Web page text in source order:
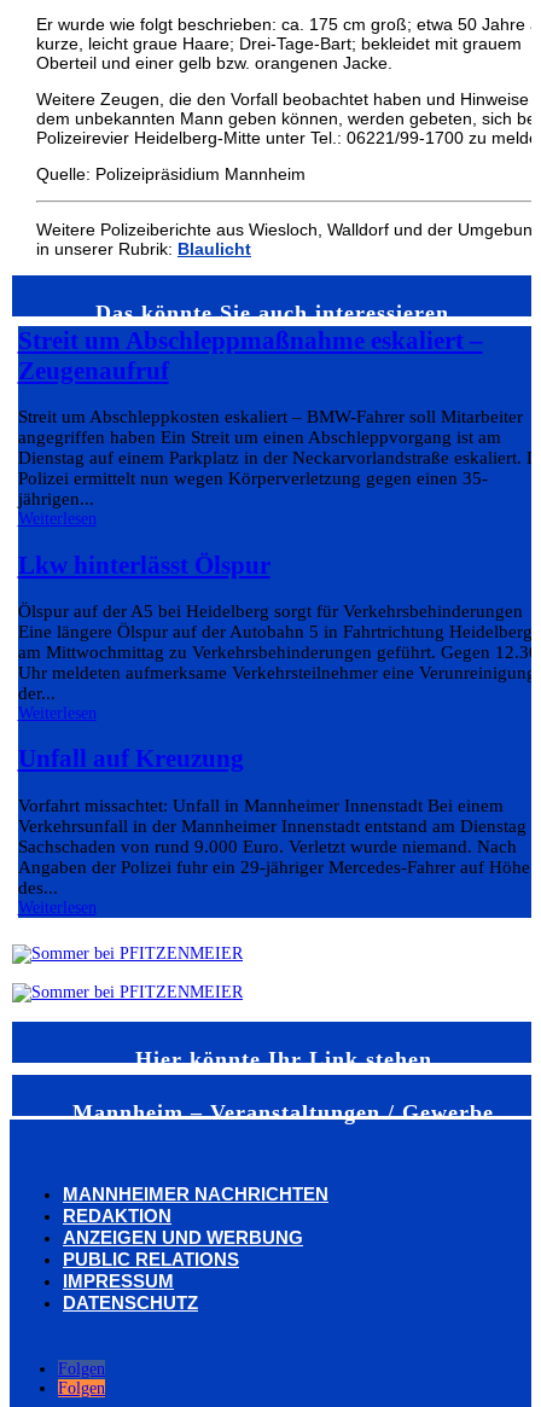
Er wurde wie folgt beschrieben: ca. 175 cm groß; etwa 50 Jahre
kurze, leicht graue Haare; Drei-Tage-Bart; bekleidet mit grauem
Oberteil und einer gelb bzw. orangenen Jacke.
Weitere Zeugen, die den Vorfall beobachtet haben und Hinweise
dem unbekannten Mann geben können, werden gebeten, sich
Polizeirevier Heidelberg-Mitte unter Tel.: 06221/99-1700 zu
Quelle: Polizeipräsidium Mannheim
Weitere Polizeiberichte aus Wiesloch, Walldorf und der Umgebung
in unserer Rubrik: Blaulicht
Das könnte Sie auch interessieren…
Streit um Abschleppmaßnahme eskaliert –
Zeugenaufruf
Streit um Abschleppkosten eskaliert – BMW-Fahrer soll Mitarbeiter
angegriffen haben Ein Streit um einen Abschleppvorgang ist am
Dienstag auf einem Parkplatz in der Neckarvorlandstraße eskaliert.
Polizei ermittelt nun wegen Körperverletzung gegen einen 35-
jährigen...
Weiterlesen
Lkw hinterlässt Ölspur
Ölspur auf der A5 bei Heidelberg sorgt für Verkehrsbehinderungen
Eine längere Ölspur auf der Autobahn 5 in Fahrtrichtung Heidelberg
am Mittwochmittag zu Verkehrsbehinderungen geführt. Gegen 12.30
Uhr meldeten aufmerksame Verkehrsteilnehmer eine Verunreinigung
der...
Weiterlesen
Unfall auf Kreuzung
Vorfahrt missachtet: Unfall in Mannheimer Innenstadt Bei einem
Verkehrsunfall in der Mannheimer Innenstadt entstand am Dienstag
Sachschaden von rund 9.000 Euro. Verletzt wurde niemand. Nach
Angaben der Polizei fuhr ein 29-jähriger Mercedes-Fahrer auf Höhe
des...
Weiterlesen
Hier könnte Ihr Link stehen
Mannheim – Veranstaltungen / Gewerbe
MANNHEIMER NACHRICHTEN
REDAKTION
ANZEIGEN UND WERBUNG
PUBLIC RELATIONS
IMPRESSUM
DATENSCHUTZ
Folgen
Folgen